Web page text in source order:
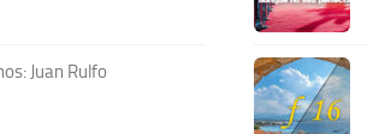
Juan Rulfo